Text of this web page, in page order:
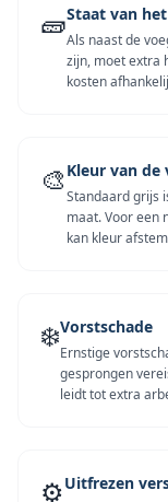
🧱Staat van
Als naast de
zijn, moet extra
kosten
🎨 Kleur van
Standaard grijs
maat. Voor een
kan kleur
❄️Vorstschade
Ernstige
gesprongen
leidt tot extra
⚙️Uitfrezen